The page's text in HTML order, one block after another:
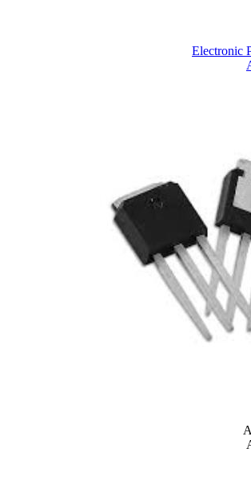
Electronic